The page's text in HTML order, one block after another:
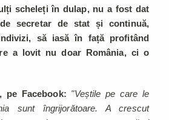
scheleți în dulap, nu a fost dat
secretar de stat și continuă,
să iasă în față profitând
a lovit nu doar România, ci o
pe Facebook: "Veștile pe care le
sunt îngrijorătoare. A crescut